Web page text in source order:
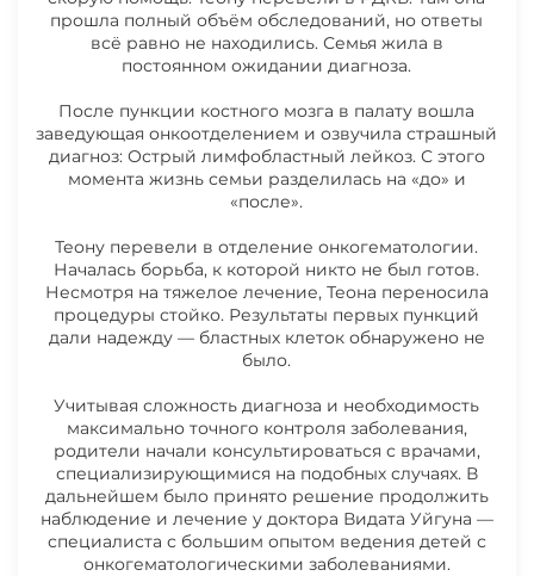
прошла полный объём обследований, но ответы
всё равно не находились. Семья жила в
постоянном ожидании диагноза.
После пункции костного мозга в палату вошла
заведующая онкоотделением и озвучила страшный
диагноз: Острый лимфобластный лейкоз. С этого
момента жизнь семьи разделилась на «до» и
«после».
Теону перевели в отделение онкогематологии.
Началась борьба, к которой никто не был готов.
Несмотря на тяжелое лечение, Теона переносила
процедуры стойко. Результаты первых пункций
дали надежду — бластных клеток обнаружено не
было.
Учитывая сложность диагноза и необходимость
максимально точного контроля заболевания,
родители начали консультироваться с врачами,
специализирующимися на подобных случаях. В
дальнейшем было принято решение продолжить
наблюдение и лечение у доктора Видата Уйгуна —
специалиста с большим опытом ведения детей с
онкогематологическими заболеваниями.
15.06.2026 НОВОСТИ ОБРАЗЕНКО
08.06.2026 НОВОСТИ ОБРАЗЕНКО
ТЕОНЫ
01.06.2026 НОВОСТИ ОБРАЗЕНКО
ТЕОНЫ
25.05.2026 НОВОСТИ ОБРАЗЕНКО
18.05.2026 НОВОСТИ ОБРАЗЕНКО
ТЕОНЫ